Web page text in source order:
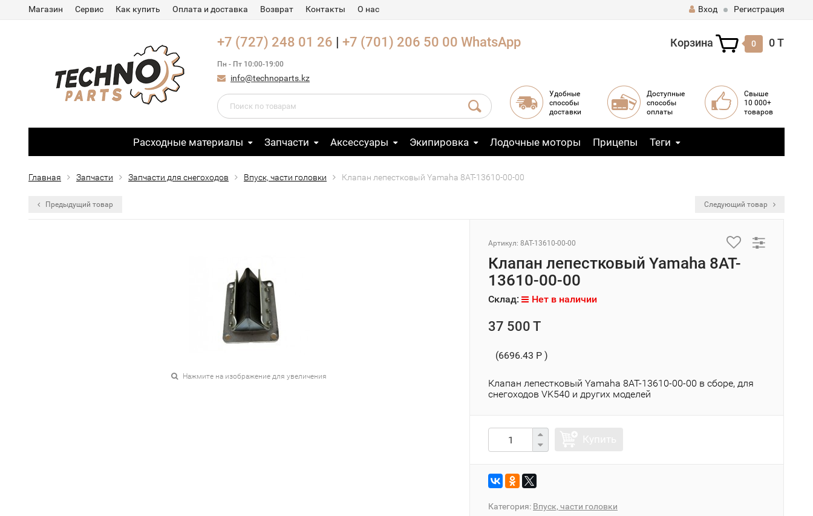
Магазин Сервис Как купить Оплата и доставка Возврат Контакты О нас Вход Регистрация
+7 (727) 248 01 26 | +7 (701) 206 50 00 WhatsApp
Пн - Пт 10:00-19:00
info@technoparts.kz
Корзина 0 0 T
Удобные
способы
доставки
Доступные
способы
оплаты
Свыше
10 000+
товаров
Расходные материалы Запчасти Аксессуары Экипировка Лодочные моторы Прицепы Теги
Главная Запчасти Запчасти для снегоходов Впуск, части головки Клапан лепестковый Yamaha 8AT-13610-00-00
Предыдущий товар Следующий товар
Нажмите на изображение для увеличения
Артикул: 8AT-13610-00-00
Клапан лепестковый Yamaha 8AT-
13610-00-00
Склад: Нет в наличии
37 500 T
(6696.43 P )
Клапан лепестковый Yamaha 8AT-13610-00-00 в сборе, для
снегоходов VK540 и других моделей
Категория: Впуск, части головки